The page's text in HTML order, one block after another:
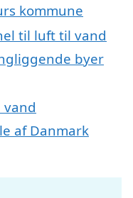
kommune
til luft til vand
byer
af Danmark